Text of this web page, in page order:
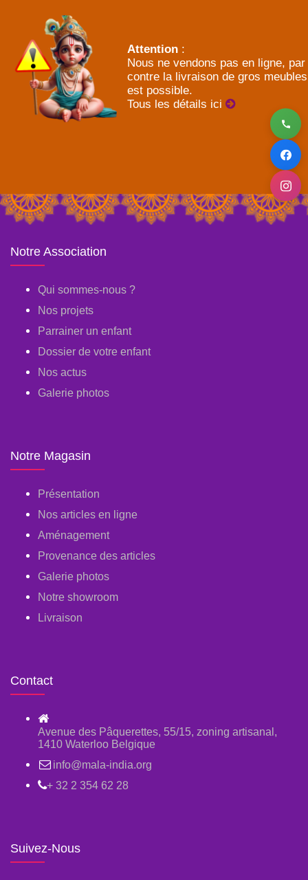
Attention :
Nous ne vendons pas en ligne, par
contre la livraison de gros meubles
est possible.
Tous les détails ici
Notre Association
Qui sommes-nous ?
Nos projets
Parrainer un enfant
Dossier de votre enfant
Nos actus
Galerie photos
Notre Magasin
Présentation
Nos articles en ligne
Aménagement
Provenance des articles
Galerie photos
Notre showroom
Livraison
Contact
Avenue des Pâquerettes, 55/15, zoning artisanal,
1410 Waterloo Belgique
info@mala-india.org
+ 32 2 354 62 28
Suivez-Nous